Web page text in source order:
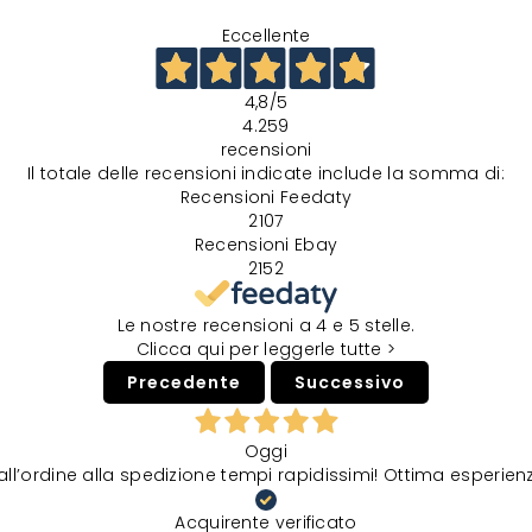
Eccellente
4,8/5
4.259
recensioni
Il totale delle recensioni indicate include la somma di:
Recensioni Feedaty
2107
Recensioni Ebay
2152
Le nostre recensioni a 4 e 5 stelle.
Clicca qui per leggerle tutte >
Precedente
Successivo
Oggi
alla spedizione tempi rapidissimi! Ottima
Acquirente verificato